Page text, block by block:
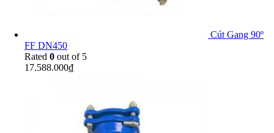
Cút Gang 90º
FF DN450
Rated 0 out of 5
17.588.000₫